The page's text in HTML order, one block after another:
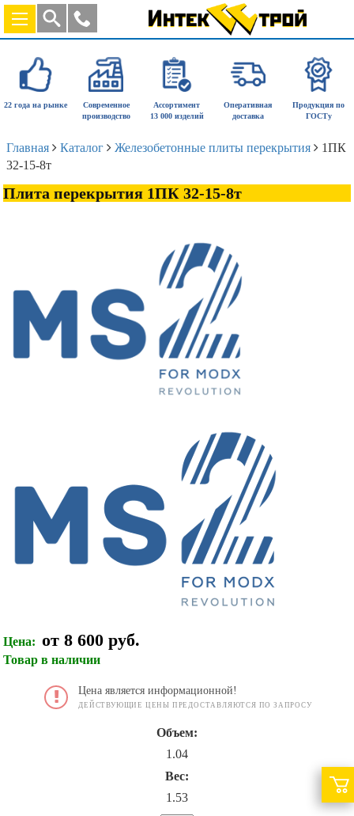
22 года на рынке
Современное
производство
Ассортимент
13 000 изделий
Оперативная
доставка
Продукция по
ГОСТу
Главная Каталог Железобетонные плиты перекрытия
1ПК
32-15-8т
Плита перекрытия 1ПК 32-15-8т
Цена: от 8 600 руб.
Товар в наличии
Цена является информационной!
ДЕЙСТВУЮЩИЕ ЦЕНЫ ПРЕДОСТАВЛЯЮТСЯ ПО ЗАПРОСУ
Объем:
1.04
Вес:
1.53